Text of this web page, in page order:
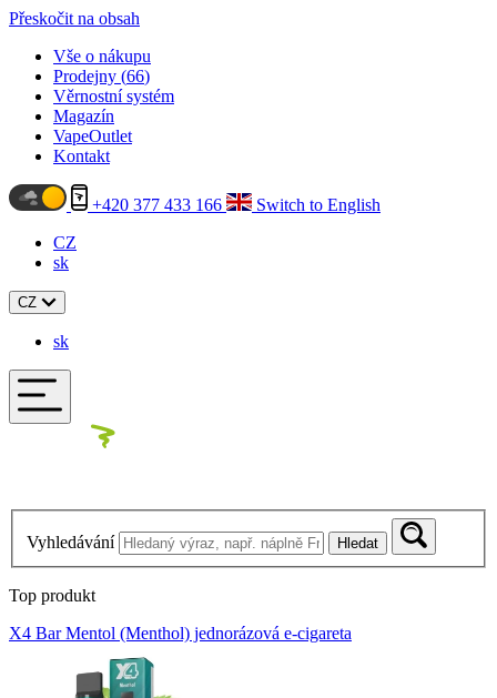
Přeskočit na obsah
Vše o nákupu
Prodejny (66)
Věrnostní systém
Magazín
VapeOutlet
Kontakt
+420 377 433 166
Switch to English
CZ
sk
CZ
sk
Vyhledávání Hledat
Top produkt
X4 Bar Mentol (Menthol) jednorázová e-cigareta